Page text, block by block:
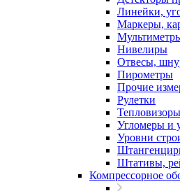
Линейки,
Маркеры,
Нивелиры
Отвесы,
Пирометры
Прочие
Рулетки
Тепловизоры
Угломеры и
Уровни
Штативы,
Компрессорное